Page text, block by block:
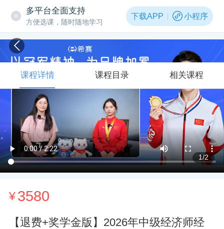
多平台全面支持
方便选课，随时随地学习
下载APP 小程序
1/2
¥3580
【退费+奖学金版】2026年中级经济师经
课程详情 课程目录 相关课程